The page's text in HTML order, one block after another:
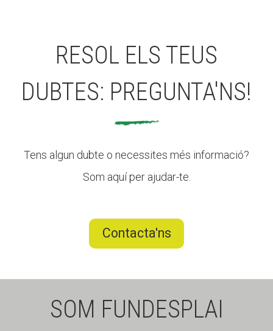
RESOL ELS TEUS
DUBTES: PREGUNTA'NS!
Tens algun dubte o necessites més informació?
Som aquí per ajudar-te.
Contacta'ns
SOM FUNDESPLAI